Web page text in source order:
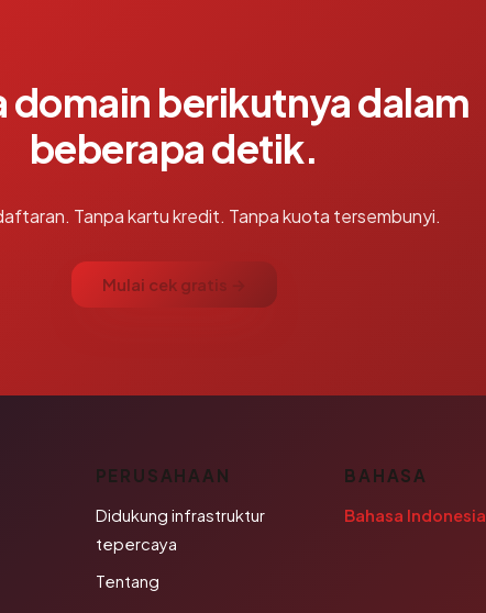
domain berikutnya dalam
beberapa detik.
Tanpa kartu kredit. Tanpa kuota tersembunyi.
Mulai cek gratis →
PERUSAHAAN
Didukung infrastruktur
tepercaya
Tentang
BAHASA
Bahasa Indonesia